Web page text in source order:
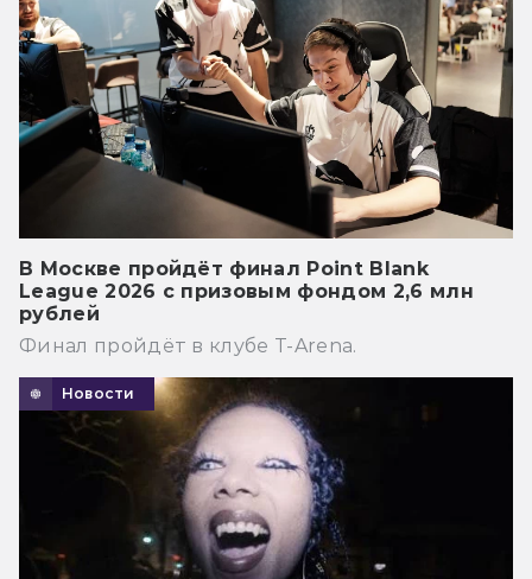
В Москве пройдёт финал Point Blank
League 2026 с призовым фондом 2,6 млн
рублей
Финал пройдёт в клубе T-Arena.
Новости